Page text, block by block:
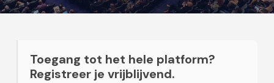
Toegang tot het hele platform?
Registreer je vrijblijvend.